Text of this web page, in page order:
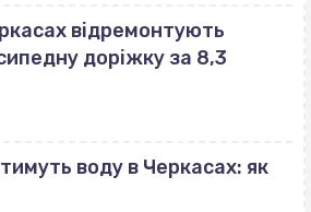
відремонтують
доріжку за 8,3
воду в Черкасах: як